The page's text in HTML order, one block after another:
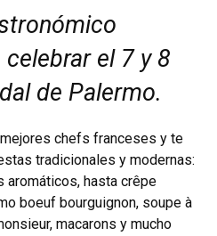
el 7 y 8
de Palermo.
chefs franceses y te
tradicionales y modernas:
hasta crêpe
boeuf bourguignon, soupe à
macarons y mucho